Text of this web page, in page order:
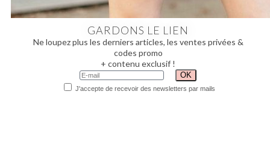
GARDONS LE LIEN
Ne loupez plus les derniers articles, les ventes privées &
codes promo
+ contenu exclusif !
J'accepte de recevoir des newsletters par mails